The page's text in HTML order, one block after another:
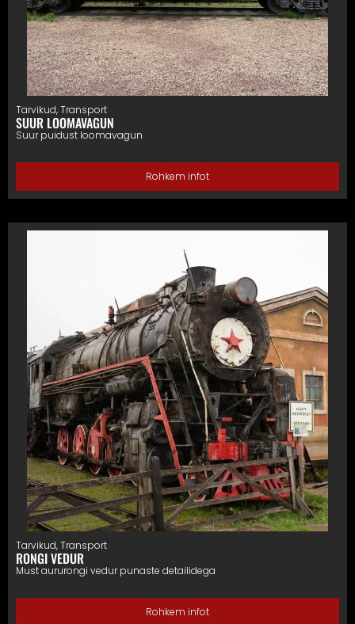
Tarvikud,Transport
SUUR LOOMAVAGUN
Suur puidust loomavagun
Rohkem infot
Tarvikud,Transport
RONGI VEDUR
Must aururongi vedur punaste detailidega
Rohkem infot